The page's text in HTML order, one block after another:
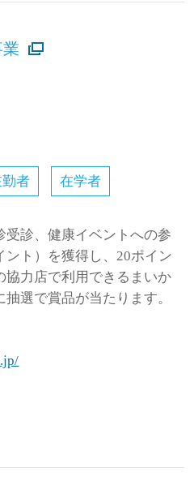
者 在学者
診、健康イベントへの参
ト）を獲得し、20ポイン
協力店で利用できるまいか
選で賞品が当たります。